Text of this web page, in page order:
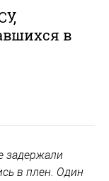
в
задержали
в плен. Один